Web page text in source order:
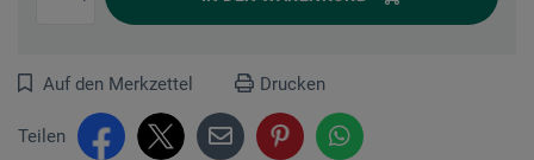
Auf den Merkzettel Drucken
Teilen